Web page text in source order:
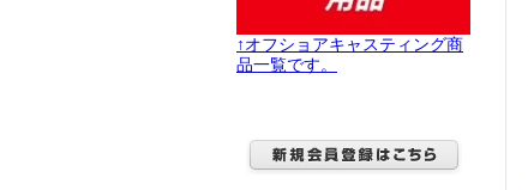
↑オフショアキャスティング商
品一覧です。